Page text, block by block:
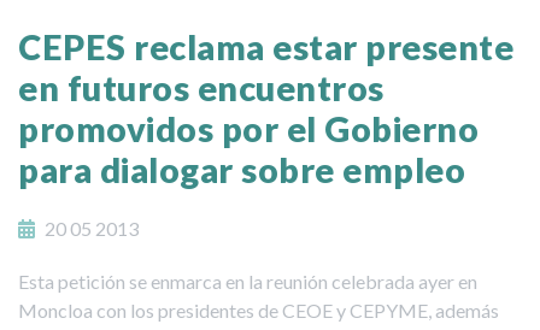
CEPES reclama estar presente
en futuros encuentros
promovidos por el Gobierno
para dialogar sobre empleo
20 05 2013
Esta petición se enmarca en la reunión celebrada ayer en
Moncloa con los presidentes de CEOE y CEPYME, además